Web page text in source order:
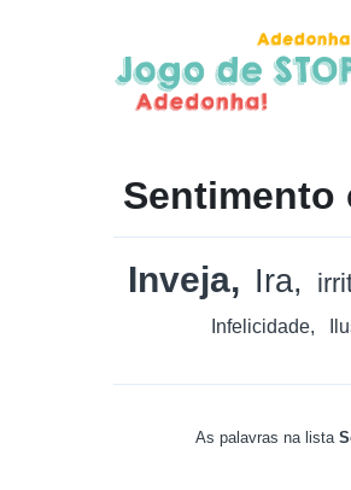
Sentimento
Inveja Ira
Infelicidade
As palavras na lista